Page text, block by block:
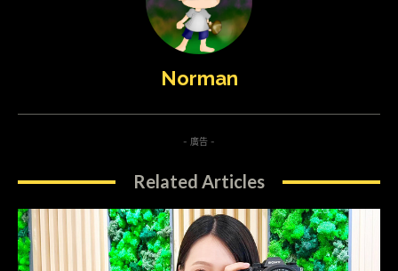
Norman
- 廣告 -
Related Articles